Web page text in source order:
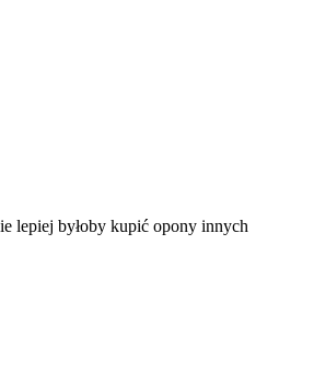
lepiej byłoby kupić opony innych